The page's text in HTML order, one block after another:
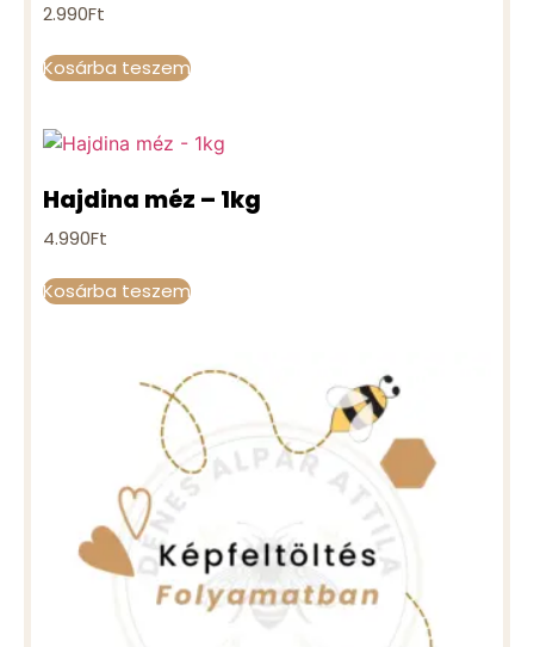
2.990Ft
Kosárba teszem
Hajdina méz – 1kg
4.990Ft
Kosárba teszem